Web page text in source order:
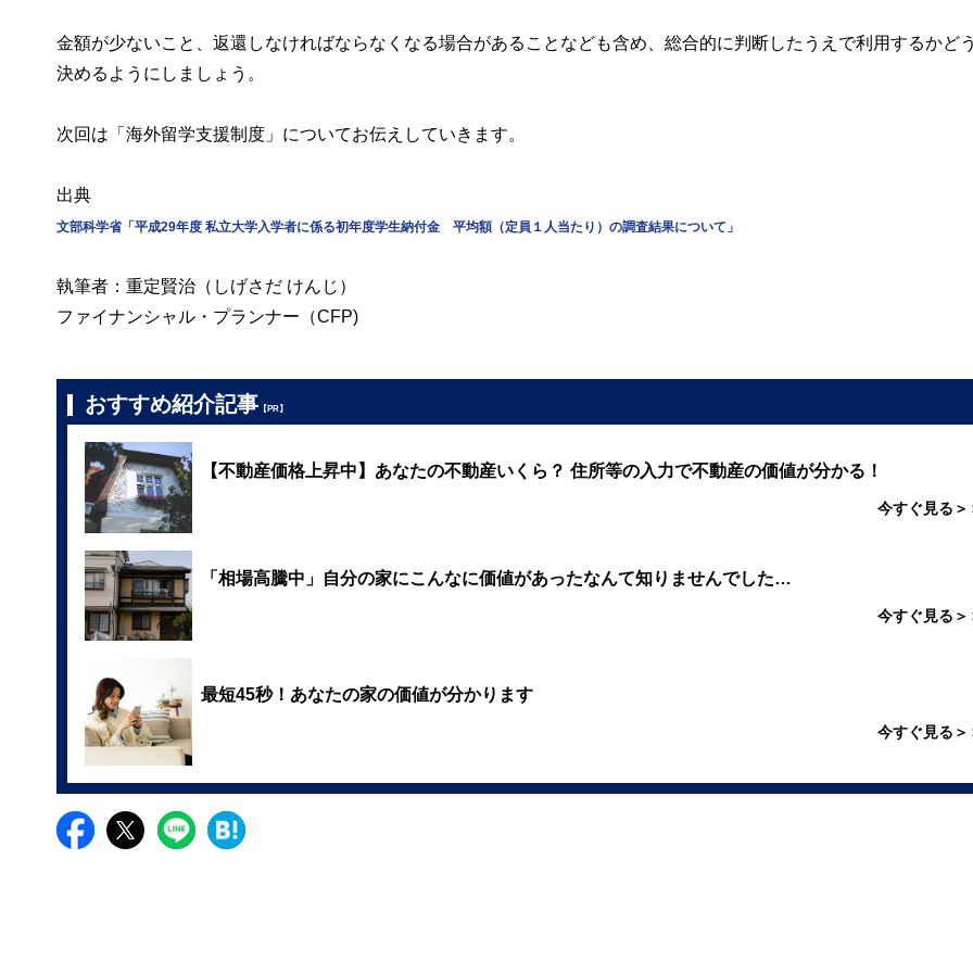
金額が少ないこと、返還しなければならなくなる場合があることなども含め、総合的に判断したうえで利用するかど
決めるようにしましょう。
次回は「海外留学支援制度」についてお伝えしていきます。
出典
文部科学省「平成29年度 私立大学入学者に係る初年度学生納付金 平均額（定員１人当たり）の調査結果について」
執筆者：重定賢治（しげさだ けんじ）
ファイナンシャル・プランナー（CFP)
おすすめ紹介記事 【PR】
【不動産価格上昇中】あなたの不動産いくら？ 住所等の入力で不動産の価値が分かる！
今すぐ見る＞
「相場高騰中」自分の家にこんなに価値があったなんて知りませんでした…
今すぐ見る＞
最短45秒！あなたの家の価値が分かります
今すぐ見る＞